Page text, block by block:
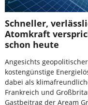
Schneller,
Atomkraft
schon heute
Angesichts
kostengünstige
dabei als
Frankreich und
Gastbeitrag der Aream